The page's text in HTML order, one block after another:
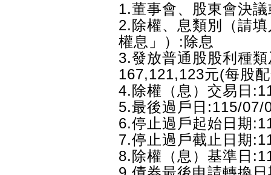
1.董事會、股東會決
2.除權、息類別（請
權息」）:除息
3.發放普通股股利種
167,121,123元(每股
4.除權（息）交易日
5.最後過戶日:115/07/
6.停止過戶起始日期
7.停止過戶截止日期
8.除權（息）基準日